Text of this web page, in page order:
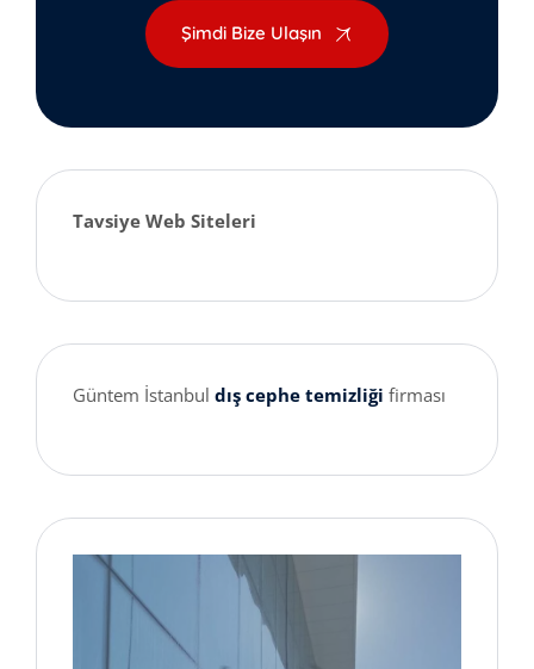
Şimdi Bize Ulaşın
Tavsiye Web Siteleri
Güntem İstanbul dış cephe temizliği firması